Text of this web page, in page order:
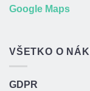
Google Maps
VŠETKO O
GDPR